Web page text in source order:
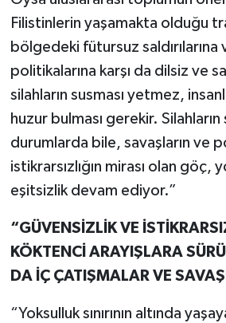
Filistinlerin yaşamakta olduğu
bölgedeki fütursuz saldırılarına
politikalarına karşı da dilsiz ve
silahların susması yetmez,
huzur bulması gerekir.
durumlarda bile, savaşların ve
istikrarsızlığın mirası olan göç,
eşitsizlik devam ediyor.”
“GÜVENSİZLİK VE
KÖKTENCİ ARAYIŞLARA
DA İÇ ÇATIŞMALAR VE
“Yoksulluk sınırının altında